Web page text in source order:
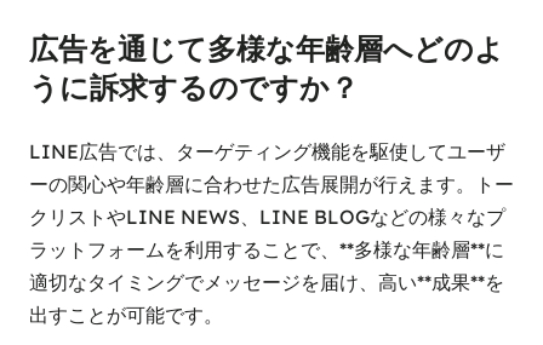
広告を通じて多様な年齢層へどのよ
うに訴求するのですか？
LINE広告では、ターゲティング機能を駆使してユーザ
ーの関心や年齢層に合わせた広告展開が行えます。トー
クリストやLINE NEWS、LINE BLOGなどの様々なプ
ラットフォームを利用することで、**多様な年齢層**に
適切なタイミングでメッセージを届け、高い**成果**を
出すことが可能です。